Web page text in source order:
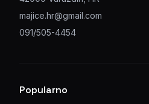
majice.hr@gmail.com
091/505-4454
Popularno